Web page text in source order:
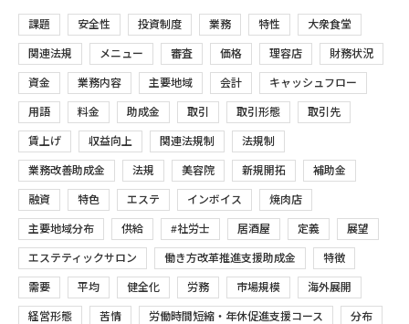
課題 安全性 投資制度 業務 特性 大衆食堂
関連法規 メニュー 審査 価格 理容店 財務状況
資金 業務内容 主要地域 会計 キャッシュフロー
用語 料金 助成金 取引 取引形態 取引先
賃上げ 収益向上 関連法規制 法規制
業務改善助成金 法規 美容院 新規開拓 補助金
融資 特色 エステ インボイス 焼肉店
主要地域分布 供給 #社労士 居酒屋 定義 展望
エステティックサロン 働き方改革推進支援助成金 特徴
需要 平均 健全化 労務 市場規模 海外展開
経営形態 苦情 労働時間短縮・年休促進支援コース 分布